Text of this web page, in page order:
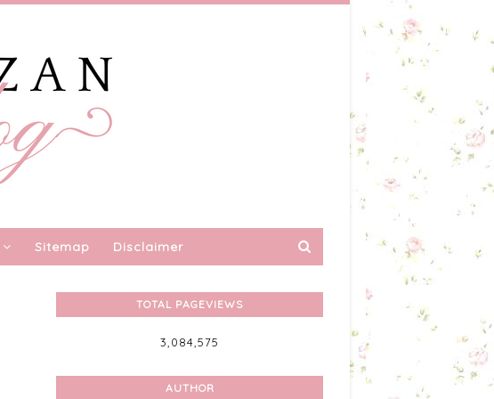
Sitemap Disclaimer
TOTAL PAGEVIEWS
3,084,575
AUTHOR